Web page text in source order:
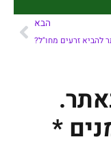
הבא
להביא זרעים מחו"ל?
*